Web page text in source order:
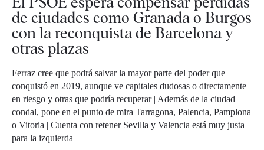
de ciudades como Granada o Burgos
con la reconquista de Barcelona y
otras plazas
Ferraz cree que podrá salvar la mayor parte del poder que
conquistó en 2019, aunque ve capitales dudosas o directamente
en riesgo y otras que podría recuperar | Además de la ciudad
condal, pone en el punto de mira Tarragona, Palencia, Pamplona
o Vitoria | Cuenta con retener Sevilla y Valencia está muy justa
para la izquierda